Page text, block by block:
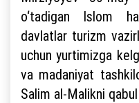
o‘tadigan Islom
davlatlar turizm
uchun yurtimizga
va madaniyat
Salim al-Malikni